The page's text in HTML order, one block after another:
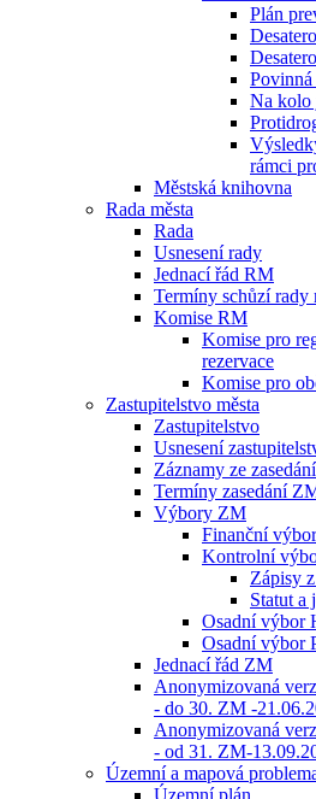
Plán
Na kolo
rámci
Městská knihovna
Rada města
Rada
Usnesení rady
Jednací řád RM
Termíny schůzí rady
Komise RM
Komise pro
rezervace
Komise pro
Zastupitelstvo města
Zastupitelstvo
Usnesení
Záznamy ze
Termíny zasedání
Výbory ZM
Finanční výbor
Kontrolní
Zápisy
Statut a
Osadní výbor
Osadní výbor
Jednací řád ZM
Anonymizovaná
- do 30. ZM -
Anonymizovaná
- od 31. ZM-
Územní a mapová
Územní plán